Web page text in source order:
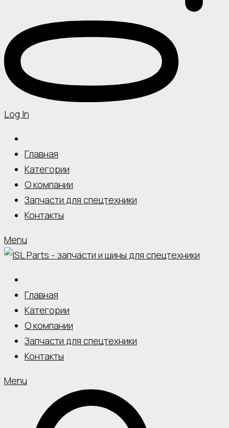
Log In
Главная
Категории
О компании
Запчасти для спецтехники
Контакты
Menu
Главная
Категории
О компании
Запчасти для спецтехники
Контакты
Menu